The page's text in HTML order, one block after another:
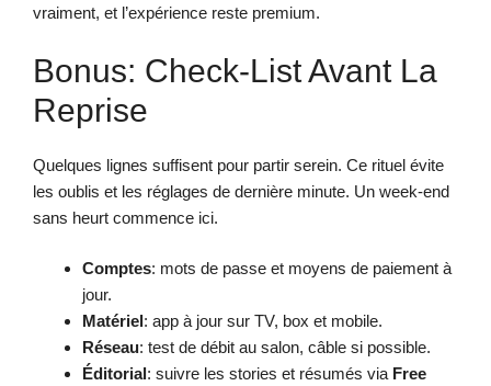
vraiment, et l’expérience reste premium.
Bonus: Check-List Avant La
Reprise
Quelques lignes suffisent pour partir serein. Ce rituel évite
les oublis et les réglages de dernière minute. Un week-end
sans heurt commence ici.
Comptes: mots de passe et moyens de paiement à
jour.
Matériel: app à jour sur TV, box et mobile.
Réseau: test de débit au salon, câble si possible.
Éditorial: suivre les stories et résumés via Free